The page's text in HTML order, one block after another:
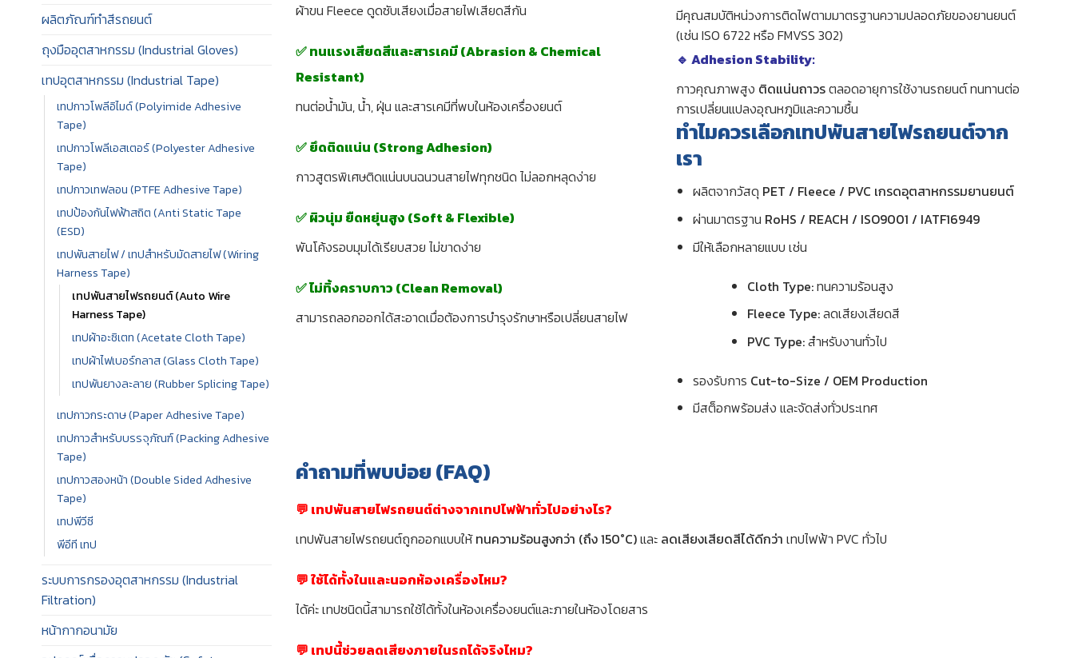
ผลิตภัณฑ์ทำสีรถยนต์
ถุงมืออุตสาหกรรม (Industrial Gloves)
เทปอุตสาหกรรม (Industrial Tape)
เทปกาวโพลีอิไมด์ (Polyimide Adhesive
Tape)
เทปกาวโพลีเอสเตอร์ (Polyester Adhesive
Tape)
เทปกาวเทฟลอน (PTFE Adhesive Tape)
เทปป้องกันไฟฟ้าสถิต (Anti Static Tape
(ESD)
เทปพันสายไฟ / เทปสำหรับมัดสายไฟ (Wiring
Harness Tape)
เทปพันสายไฟรถยนต์ (Auto Wire
Harness Tape)
เทปผ้าอะซิเตท (Acetate Cloth Tape)
เทปผ้าไฟเบอร์กลาส (Glass Cloth Tape)
เทปพันยางละลาย (Rubber Splicing Tape)
เทปกาวกระดาษ (Paper Adhesive Tape)
เทปกาวสำหรับบรรจุภัณฑ์ (Packing Adhesive
Tape)
เทปกาวสองหน้า (Double Sided Adhesive
Tape)
เทปพีวีซี
พีอีที เทป
ระบบการกรองอุตสาหกรรม (Industrial
Filtration)
หน้ากากอนามัย
ผ้าขน Fleece ดูดซับเสียงเมื่อสายไฟเสียดสีกัน
✅ ทนแรงเสียดสีและสารเคมี (Abrasion & Chemical
Resistant)
ทนต่อน้ำมัน, น้ำ, ฝุ่น และสารเคมีที่พบในห้องเครื่องยนต์
✅ ยึดติดแน่น (Strong Adhesion)
กาวสูตรพิเศษติดแน่นบนฉนวนสายไฟทุกชนิด ไม่ลอกหลุดง่าย
✅ ผิวนุ่ม ยืดหยุ่นสูง (Soft & Flexible)
พันโค้งรอบมุมได้เรียบสวย ไม่ขาดง่าย
✅ ไม่ทิ้งคราบกาว (Clean Removal)
สามารถลอกออกได้สะอาดเมื่อต้องการบำรุงรักษาหรือเปลี่ยนสายไฟ
มีคุณสมบัติหน่วงการติดไฟตามมาตรฐานความปลอดภัยของยานยนต์
(เช่น ISO 6722 หรือ FMVSS 302)
🔹 Adhesion Stability:
กาวคุณภาพสูง ติดแน่นถาวรตลอดอายุการใช้งานรถยนต์ ทนทานต่อ
การเปลี่ยนแปลงอุณหภูมิและความชื้น
ทำไมควรเลือกเทปพันสายไฟรถยนต์จาก
เรา
ผลิตจากวัสดุ PET / Fleece / PVC เกรดอุตสาหกรรมยานยนต์
ผ่านมาตรฐาน RoHS / REACH / ISO9001 / IATF16949
มีให้เลือกหลายแบบ เช่น
Cloth Type:ทนความร้อนสูง
Fleece Type:ลดเสียงเสียดสี
PVC Type:สำหรับงานทั่วไป
รองรับการ Cut-to-Size / OEM Production
มีสต็อกพร้อมส่ง และจัดส่งทั่วประเทศ
คำถามที่พบบ่อย (FAQ)
💬 เทปพันสายไฟรถยนต์ต่างจากเทปไฟฟ้าทั่วไปอย่างไร?
เทปพันสายไฟรถยนต์ถูกออกแบบให้ทนความร้อนสูงกว่า (ถึง 150°C)และ ลดเสียงเสียดสีได้ดีกว่า เทปไฟฟ้า PVC ทั่วไป
💬 ใช้ได้ทั้งในและนอกห้องเครื่องไหม?
ได้ค่ะ เทปชนิดนี้สามารถใช้ได้ทั้งในห้องเครื่องยนต์และภายในห้องโดยสาร
💬 เทปนี้ช่วยลดเสียงภายในรถได้จริงไหม?